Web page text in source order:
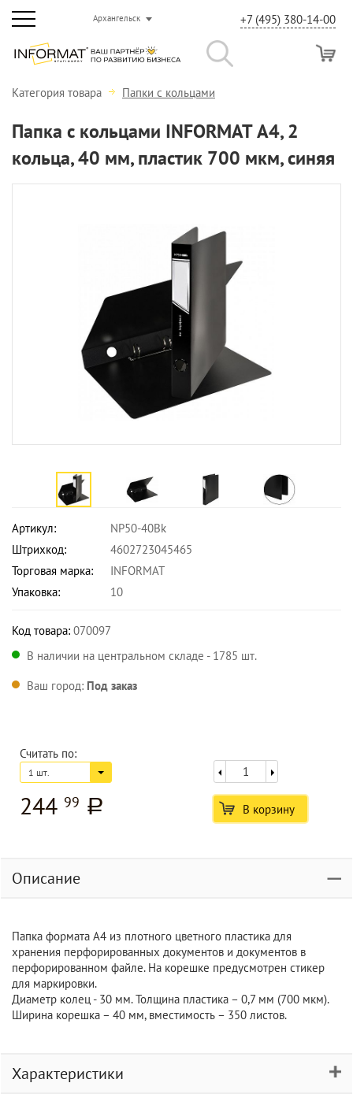
Архангельск +7 (495) 380-14-00
Категория товара Папки с кольцами
Папка с кольцами INFORMAT А4, 2
кольца, 40 мм, пластик 700 мкм, синяя
Артикул:
NP50-40Bk
Штрихкод:
4602723045465
Торговая марка:
INFORMAT
Упаковка:
10
Код товара: 070097
В наличии на центральном складе - 1785 шт.
Ваш город: Под заказ
Считать по:
1 шт.
244 99 a В корзину
Описание
Папка формата A4 из плотного цветного пластика для
хранения перфорированных документов и документов в
перфорированном файле. На корешке предусмотрен стикер
для маркировки.
Диаметр колец - 30 мм. Толщина пластика – 0,7 мм (700 мкм).
Ширина корешка – 40 мм, вместимость – 350 листов.
Характеристики